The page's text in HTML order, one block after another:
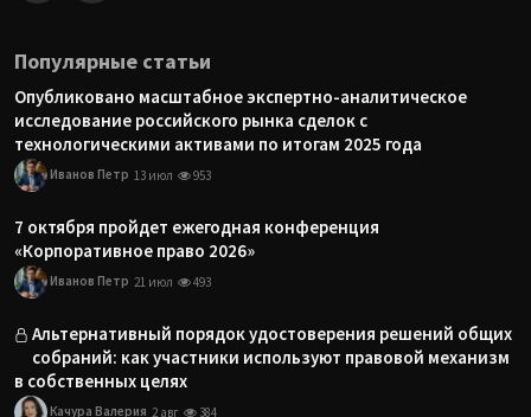
Популярные статьи
Опубликовано масштабное экспертно-аналитическое
исследование российского рынка сделок с
технологическими активами по итогам 2025 года
Иванов Петр 13 июл 953
7 октября пройдет ежегодная конференция
«Корпоративное право 2026»
Иванов Петр 21 июл 493
Альтернативный порядок удостоверения решений общих
собраний: как участники используют правовой механизм
в собственных целях
Качура Валерия 2 авг 384